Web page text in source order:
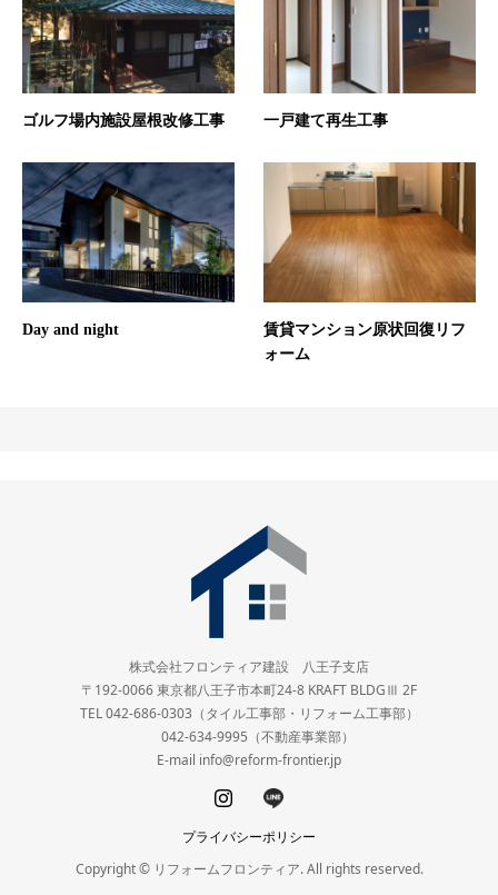
ゴルフ場内施設屋根改修工事 一戸建て再生工事
Day and night
賃貸マンション原状回復リフ
ォーム
株式会社フロンティア建設 八王子支店
〒192-0066 東京都八王子市本町24-8 KRAFT BLDGⅢ 2F
TEL 042-686-0303（タイル工事部・リフォーム工事部）
042-634-9995（不動産事業部）
E-mail info@reform-frontier.jp
プライバシーポリシー
Copyright © リフォームフロンティア. All rights reserved.